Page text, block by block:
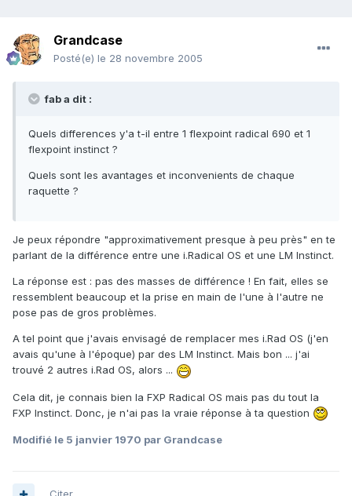
Grandcase
Posté(e) le 28 novembre 2005
fab a dit :
Quels differences y'a t-il entre 1 flexpoint radical 690 et 1
flexpoint instinct ?
Quels sont les avantages et inconvenients de chaque
raquette ?
Je peux répondre "approximativement presque à peu près" en te
parlant de la différence entre une i.Radical OS et une LM Instinct.
La réponse est : pas des masses de différence ! En fait, elles se
ressemblent beaucoup et la prise en main de l'une à l'autre ne
pose pas de gros problèmes.
A tel point que j'avais envisagé de remplacer mes i.Rad OS (j'en
avais qu'une à l'époque) par des LM Instinct. Mais bon ... j'ai
trouvé 2 autres i.Rad OS, alors ...
Cela dit, je connais bien la FXP Radical OS mais pas du tout la
FXP Instinct. Donc, je n'ai pas la vraie réponse à ta question
Modifié le 5 janvier 1970 par Grandcase